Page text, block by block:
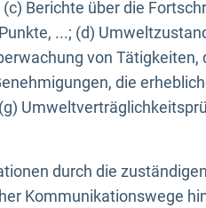
Berichte über die
...; (d)
von Tätigkeiten,
die
durch die
Kommunikationswege